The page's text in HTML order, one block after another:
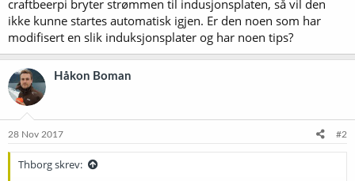
craftbeerpi bryter strømmen til indusjonsplaten, så vil den
ikke kunne startes automatisk igjen. Er den noen som har
modifisert en slik induksjonsplater og har noen tips?
Håkon Boman
28 Nov 2017 #2
Thborg skrev: